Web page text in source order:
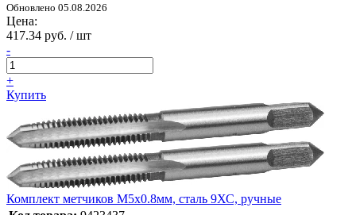
Обновлено 05.08.2026
Цена:
417.34 руб. / шт
-
+
Купить
Комплект метчиков М5x0.8мм, сталь 9ХС, ручные